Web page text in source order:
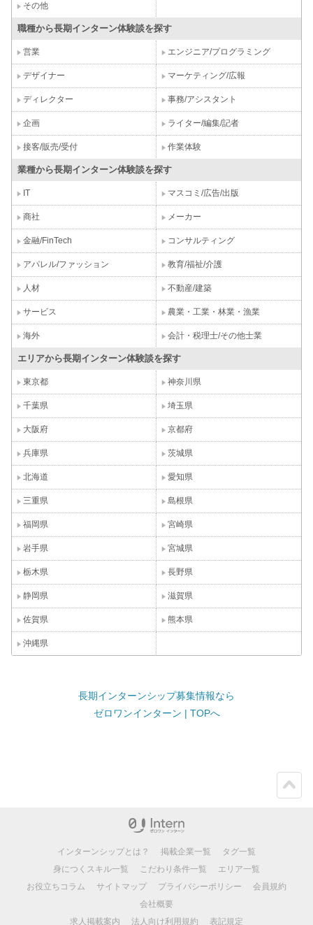
その他
職種から長期インターン体験談を探す
営業 エンジニア/プログラミング
デザイナー マーケティング/広報
ディレクター 事務/アシスタント
企画 ライター/編集/記者
接客/販売/受付 作業体験
業種から長期インターン体験談を探す
IT マスコミ/広告/出版
商社 メーカー
金融/FinTech コンサルティング
アパレル/ファッション 教育/福祉/介護
人材 不動産/建築
サービス 農業・工業・林業・漁業
海外 会計・税理士/その他士業
エリアから長期インターン体験談を探す
東京都 神奈川県
千葉県 埼玉県
大阪府 京都府
兵庫県 茨城県
北海道 愛知県
三重県 島根県
福岡県 宮崎県
岩手県 宮城県
栃木県 長野県
静岡県 滋賀県
佐賀県 熊本県
沖縄県
長期インターンシップ募集情報なら
ゼロワンインターン | TOPへ
インターンシップとは？ 掲載企業一覧
タグ一覧
身につくスキル一覧
こだわり条件一覧
エリア一覧
お役立ちコラム
サイトマップ プライバシーポリシー
会員規約
会社概要
求人掲載案内
法人向け利用規約 表記規定